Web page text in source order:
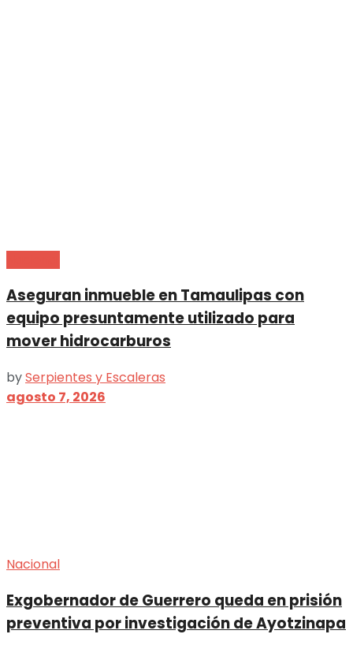
Aseguran inmueble en Tamaulipas con
equipo presuntamente utilizado para
mover hidrocarburos
bySerpientes y Escaleras
agosto 7, 2026
Nacional
Exgobernador de Guerrero queda en prisión
preventiva por investigación de Ayotzinapa